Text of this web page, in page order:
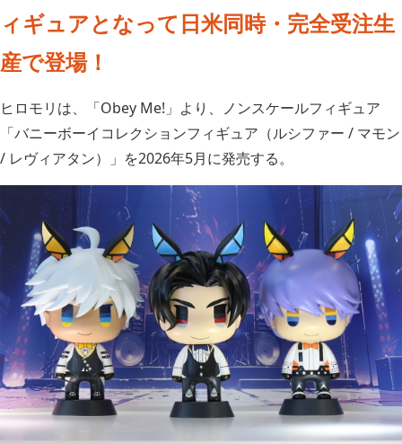
ィギュアとなって日米同時・完全受注生
産で登場！
ヒロモリは、「Obey Me!」より、ノンスケールフィギュア
「バニーボーイコレクションフィギュア（ルシファー / マモン
/ レヴィアタン）」を2026年5月に発売する。